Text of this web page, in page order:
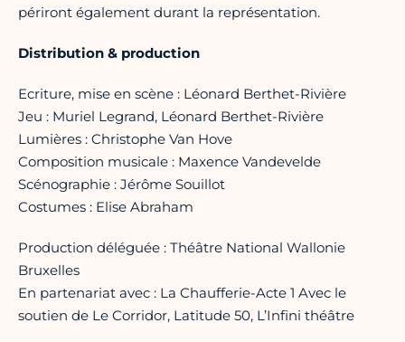
périront également durant la représentation.
Distribution & production
Ecriture, mise en scène : Léonard Berthet-Rivière
Jeu : Muriel Legrand, Léonard Berthet-Rivière
Lumières : Christophe Van Hove
Composition musicale : Maxence Vandevelde
Scénographie : Jérôme Souillot
Costumes : Elise Abraham
Production déléguée : Théâtre National Wallonie
Bruxelles
En partenariat avec : La Chaufferie-Acte 1 Avec le
soutien de Le Corridor, Latitude 50, L’Infini théâtre